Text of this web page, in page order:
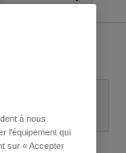
sélectionné
à nous
l'équipement qui
sur « Accepter